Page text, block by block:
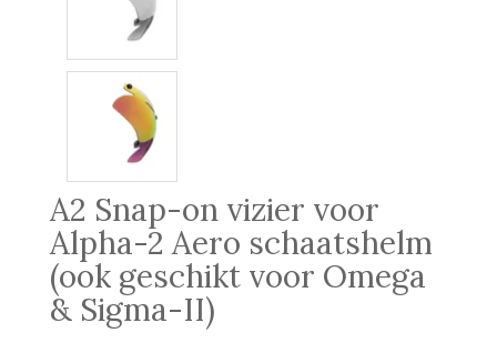
A2 Snap-on vizier voor
Alpha-2 Aero schaatshelm
(ook geschikt voor Omega
& Sigma-II)